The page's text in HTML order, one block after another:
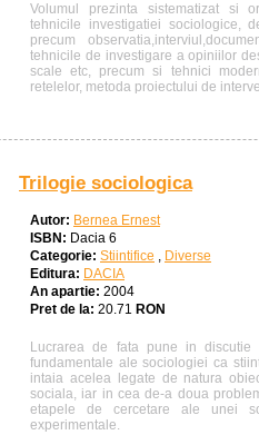
Volumul prezinta sistematizat si
tehnicile investigatiei sociologice,
precum
tehnicile de investigare a opiniilor
scale etc, precum si tehnici
retelelor, metoda proiectului de
Trilogie sociologica
Autor: Bernea Ernest
ISBN: Dacia 6
Categorie: Stiintifice , Diverse
Editura: DACIA
An apartie: 2004
Pret de la: 20.71 RON
Lucrarea de fata pune in discutie
fundamentale ale sociologiei ca
intaia acelea legate de natura
sociala, iar in cea de-a doua
etapele de cercetare ale unei
experimentale.